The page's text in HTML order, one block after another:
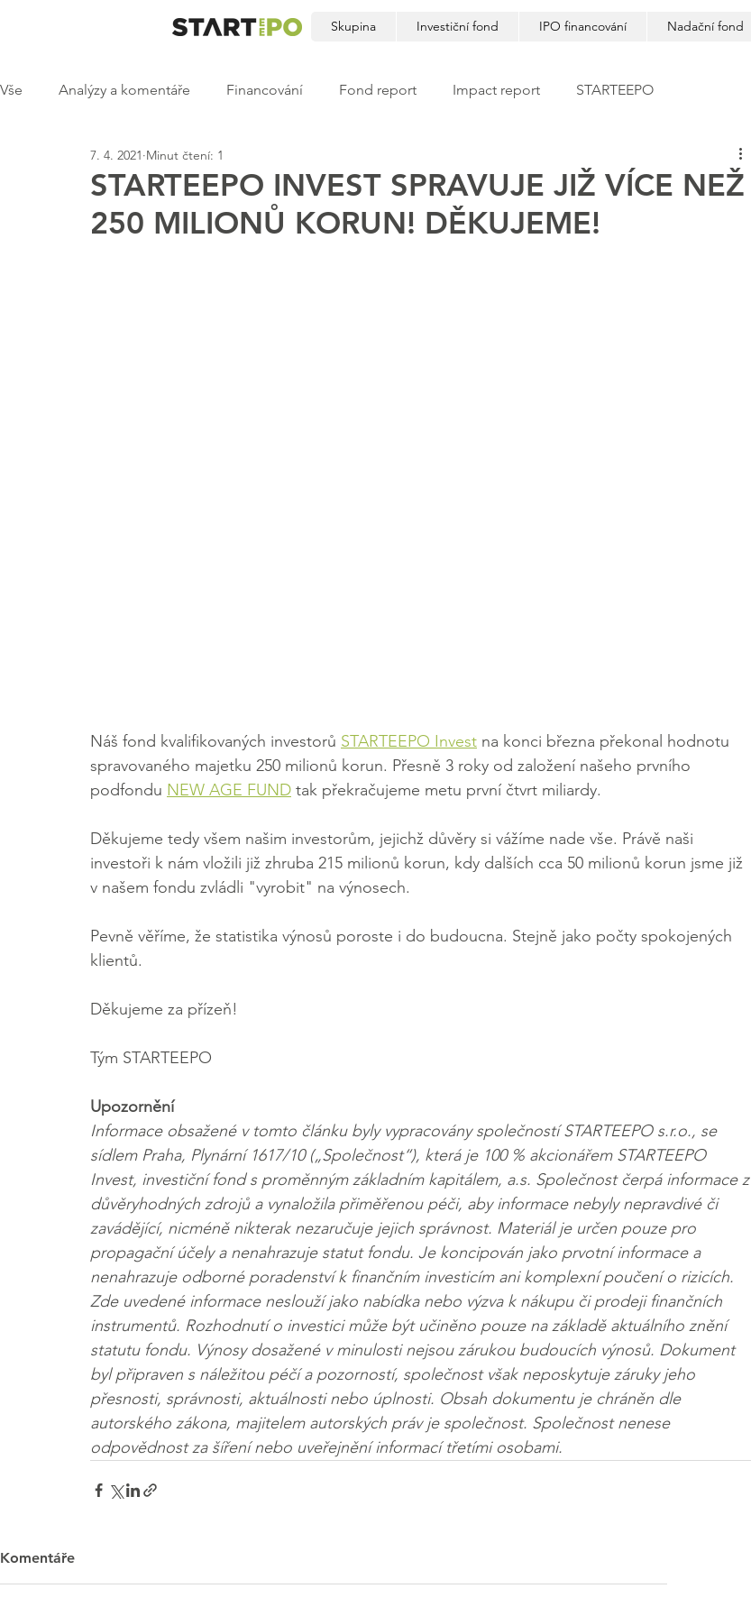
Skupina Investiční fond IPO financování Nadační fond
Vše Analýzy a komentáře Financování Fond report Impact report STARTEEPO
STARTEEPO INVEST SPRAVUJE JIŽ VÍCE NEŽ
250 MILIONŮ KORUN! DĚKUJEME!
7. 4. 2021 Minut čtení: 1
Náš fond kvalifikovaných investorů STARTEEPO Invest na konci března překonal hodnotu
spravovaného majetku 250 milionů korun. Přesně 3 roky od založení našeho prvního
podfondu NEW AGE FUND tak překračujeme metu první čtvrt miliardy.
Děkujeme tedy všem našim investorům, jejichž důvěry si vážíme nade vše. Právě naši
investoři k nám vložili již zhruba 215 milionů korun, kdy dalších cca 50 milionů korun jsme již
v našem fondu zvládli "vyrobit" na výnosech.
Pevně věříme, že statistika výnosů poroste i do budoucna. Stejně jako počty spokojených
klientů.
Děkujeme za přízeň!
Tým STARTEEPO
Upozornění
Informace obsažené v tomto článku byly vypracovány společností STARTEEPO s.r.o., se
sídlem Praha, Plynární 1617/10 („Společnost“), která je 100 % akcionářem STARTEEPO
Invest, investiční fond s proměnným základním kapitálem, a.s. Společnost čerpá informace z
důvěryhodných zdrojů a vynaložila přiměřenou péči, aby informace nebyly nepravdivé či
zavádějící, nicméně nikterak nezaručuje jejich správnost. Materiál je určen pouze pro
propagační účely a nenahrazuje statut fondu. Je koncipován jako prvotní informace a
nenahrazuje odborné poradenství k finančním investicím ani komplexní poučení o rizicích.
Zde uvedené informace neslouží jako nabídka nebo výzva k nákupu či prodeji finančních
instrumentů. Rozhodnutí o investici může být učiněno pouze na základě aktuálního znění
statutu fondu. Výnosy dosažené v minulosti nejsou zárukou budoucích výnosů. Dokument
byl připraven s náležitou péčí a pozorností, společnost však neposkytuje záruky jeho
přesnosti, správnosti, aktuálnosti nebo úplnosti. Obsah dokumentu je chráněn dle
autorského zákona, majitelem autorských práv je společnost. Společnost nenese
odpovědnost za šíření nebo uveřejnění informací třetími osobami.
Komentáře